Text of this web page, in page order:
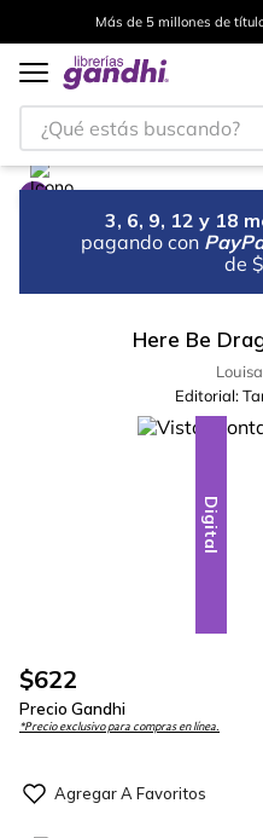
Más de 5 millones de
¿Qué estás buscando?
3, 6, 9, 12 y 18
pagando con
de
Here Be
Editorial:
Digital
$622
Precio Gandhi
*Precio exclusivo para compras en línea.